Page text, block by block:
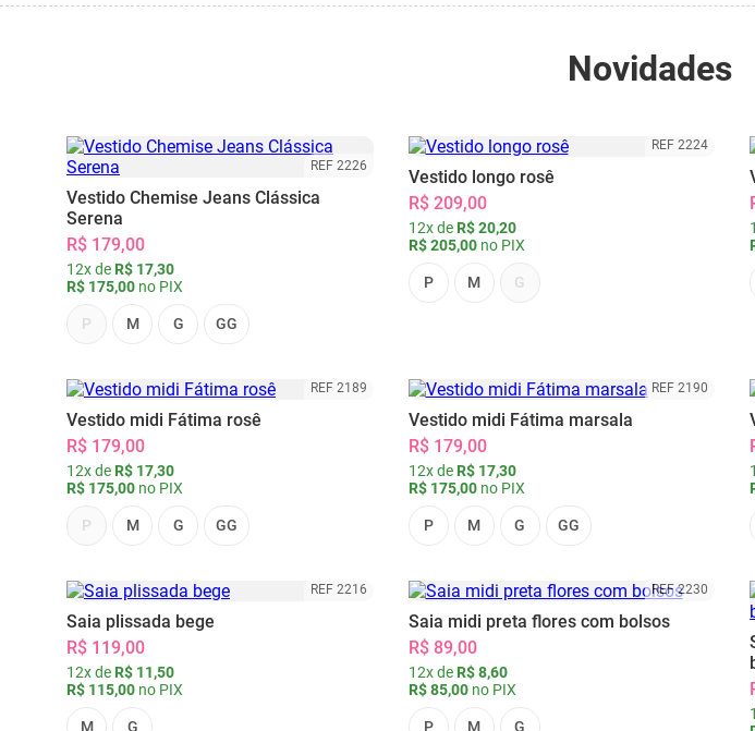
Novidades
REF 2226
Vestido Chemise Jeans Clássica
Serena
R$ 179,00
12x de R$ 17,30
R$ 175,00 no PIX
P M G GG
REF 2224
Vestido longo rosê
R$ 209,00
12x de R$ 20,20
R$ 205,00no PIX
P M G
REF 2189
Vestido midi Fátima rosê
R$ 179,00
12x de R$ 17,30
R$ 175,00 no PIX
P M G GG
REF 2190
Vestido midi Fátima marsala
R$ 179,00
12x de R$ 17,30
R$ 175,00no PIX
P M G GG
REF 2216
Saia plissada bege
R$ 119,00
12x de R$ 11,50
R$ 115,00 no PIX
M G
REF 2230
Saia midi preta flores com bolsos
R$ 89,00
12x de R$ 8,60
R$ 85,00no PIX
P M G